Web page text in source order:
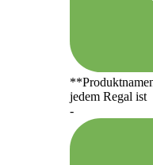
jedem Regal ist
-